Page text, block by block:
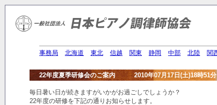
事務局 北海道 東北 信越 関東 静岡 中部 北陸 関
22年度夏季研修会のご案内 2010年07月17日(土)18時51分
毎日暑い日が続きますがいかがお過ごしでしょうか？
22年度の研修を下記の通りお知らせします。